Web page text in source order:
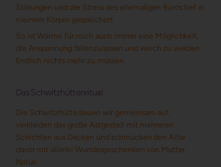
Störungen und der Stress des ehemaligen Büros tief in
meinem Körper gespeichert.
So ist Wärme für mich auch immer eine Möglichkeit,
die Anspannung fallenzulassen und weich zu werden.
Endlich nichts mehr zu müssen.
Das Schwitzhüttenritual
Die Schwitzhütte bauen wir gemeinsam auf,
verkleiden das große Astgestell mit mehreren
Schichten aus Decken und schmücken den Altar
davor mit allerlei Wundergeschenken von Mutter
Natur.